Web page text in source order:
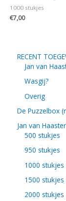
1000 stukjes
€7,00
RECENT
Jan van
Wasgij?
Overig
De Puzzelbox
Jan van
500 stukjes
950 stukjes
1000 stukjes
1500 stukjes
2000 stukjes